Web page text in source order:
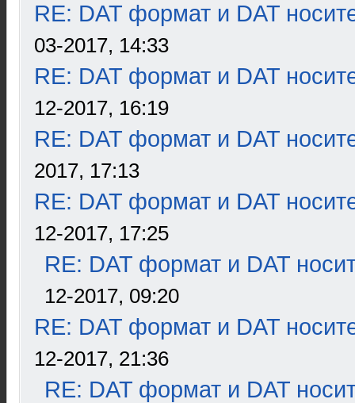
RE: DAT формат и DAT
03-2017, 14:33
RE: DAT формат и DAT
12-2017, 16:19
RE: DAT формат и DAT
2017, 17:13
RE: DAT формат и DAT
12-2017, 17:25
RE: DAT формат и DAT
12-2017, 09:20
RE: DAT формат и DAT
12-2017, 21:36
RE: DAT формат и DAT